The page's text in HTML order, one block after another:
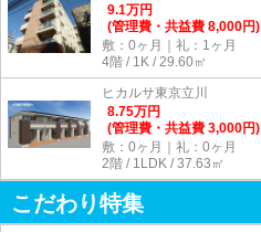
9.1万円
(管理費・共益費 8,000円)
敷：0ヶ月｜礼：1ヶ月
4階 / 1K / 29.60㎡
ヒカルサ東京立川
8.75万円
(管理費・共益費 3,000円)
敷：0ヶ月｜礼：0ヶ月
2階 / 1LDK / 37.63㎡
こだわり特集